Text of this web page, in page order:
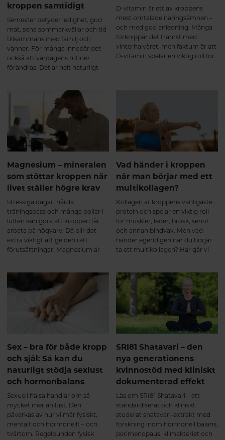
kroppen samtidigt
Semester betyder ledighet, god
mat, sena sommarkvällar och tid
tillsammans med familj och
vänner. För många innebär det
också att vardagens rutiner
förändras. Det är helt naturligt –
D-vitamin är ett av kroppens
mest omtalade näringsämnen –
och med god anledning. Många
förknippar det främst med
vinterhalvåret, men faktum är att
D-vitamin spelar en viktig roll för
en normal benstomme.
Magnesium – mineralen
som stöttar kroppen när
livet ställer högre krav
Stressiga dagar, hårda
träningspass och många bollar i
luften kan göra att kroppen får
arbeta på högvarv. Då blir det
extra viktigt att ge den rätt
förutsättningar. Magnesium är
muskelfunktion och
energiomsättning till nervsystem
och hjärta.
Vad händer i kroppen
när man börjar med ett
multikollagen?
Kollagen är kroppens vanligaste
protein och spelar en viktig roll
för muskler, leder, brosk, senor
och annan bindväv. Men vad
händer egentligen när du börjar
ta ett multikollagen? Här går vi
kroppen, vad som sker under de
första veckorna och varför
regelbundet intag över tid kan ge
de bästa förutsättningarna för en
aktiv och rörlig kropp. Från de
första veckorna till långsiktigt
stöd för muskler och leder
Intresset för kollagentillskott
fortsätter att öka – inte bara för
hudens skull, utan också för
muskler, leder, senor och annan
bindväv. Men vad händer
egentligen i kroppen när man
börjar ta ett multikollagen med
kollagen typ I, II och III? Här går
vi igenom vad forskningen visar –
från de första veckorna till de
Sex – bra för både kropp
och själ: Så kan du
naturligt stödja sexlust
och hormonbalans
Sexuell hälsa handlar om så
mycket mer än lust. Den
påverkas av hur vi mår fysiskt,
mentalt och hormonellt – och
tvärtom. Regelbunden fysisk
SRI81 Shatavari – den
nya generationens
kvinnostöd med kliniskt
dokumenterad effekt
Läs om SRI81 Shatavari – ett
standardiserat och kliniskt
studerat shatavari-extrakt med
forskning inom hormonell balans,
perimenopaus, klimakteriet och